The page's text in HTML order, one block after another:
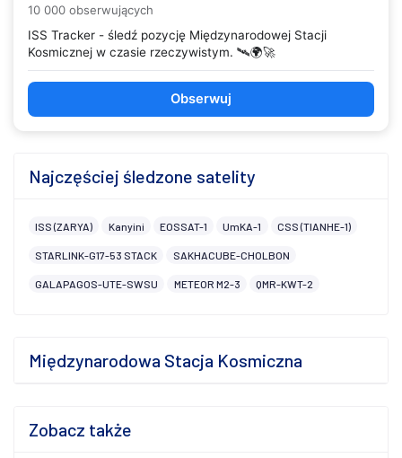
10 000 obserwujących
ISS Tracker - śledź pozycję Międzynarodowej Stacji
Kosmicznej w czasie rzeczywistym. 🛰️🌍🚀
Obserwuj
Najczęściej śledzone satelity
ISS (ZARYA) Kanyini EOSSAT-1 UmKA-1 CSS (TIANHE-1)
STARLINK-G17-53 STACK SAKHACUBE-CHOLBON
GALAPAGOS-UTE-SWSU METEOR M2-3 QMR-KWT-2
Międzynarodowa Stacja Kosmiczna
Zobacz także